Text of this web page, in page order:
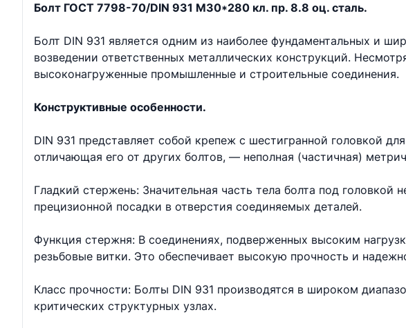
Болт ГОСТ 7798-70/DIN 931 М30*280 кл. пр. 8.8 оц. сталь.
Болт DIN 931 является одним из наиболее фундаментальных и
возведении ответственных металлических конструкций.
высоконагруженные промышленные и строительные соединения.
Конструктивные особенности.
DIN 931 представляет собой крепеж с шестигранной головкой
отличающая его от других болтов, — неполная (частичная)
Гладкий стержень: Значительная часть тела болта под
прецизионной посадки в отверстия соединяемых деталей.
Функция стержня: В соединениях, подверженных высоким
резьбовые витки. Это обеспечивает высокую прочность и
Класс прочности: Болты DIN 931 производятся в широком
критических структурных узлах.